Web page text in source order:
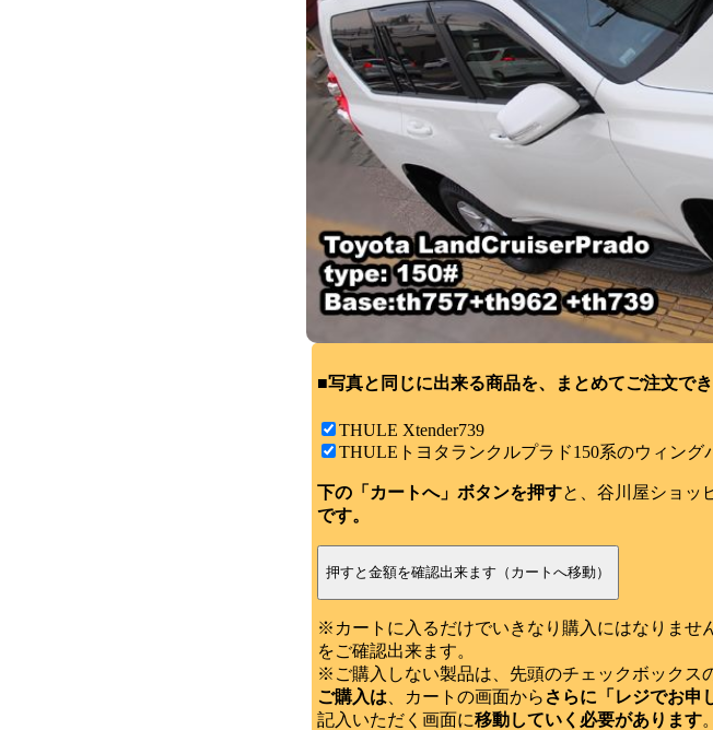
■写真と同じに出来る商品を、まとめてご注文で
THULE Xtender739
THULEトヨタランクルプラド150系のウィング
下の「カートへ」ボタンを押すと、谷川屋ショッ
です。
※カートに入るだけでいきなり購入にはなりま
をご確認出来ます。
※ご購入しない製品は、先頭のチェックボックス
ご購入は 、カートの画面から さらに「レジでお申
記入いただく画面に移動していく必要があります。